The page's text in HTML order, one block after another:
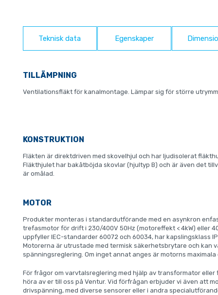
Teknisk data Egenskaper
TILLÄMPNING
Ventilationsfläkt för kanalmontage. Lämpar sig för större
KONSTRUKTION
Fläkten är direktdriven med skovelhjul och har ljudisolerat
Fläkthjulet har bakåtböjda skovlar (hjultyp B) och är även det
är omålad.
MOTOR
Produkter monteras i standardutförande med en asynkron
trefasmotor för drift i 230/400V 50Hz (motoreffekt < 4kW) eller
uppfyller IEC-standarder 60072 och 60034, har kapslingsklass
Motorerna är utrustade med termisk säkerhetsbrytare och kan
spänningsreglering. Om inget annat anges är motorns
För frågor om varvtalsreglering med hjälp av transformator
höra av er till oss på Ventur. Vid förfrågan erbjuder vi även att
drivspänning, med diverse sensorer eller i andra